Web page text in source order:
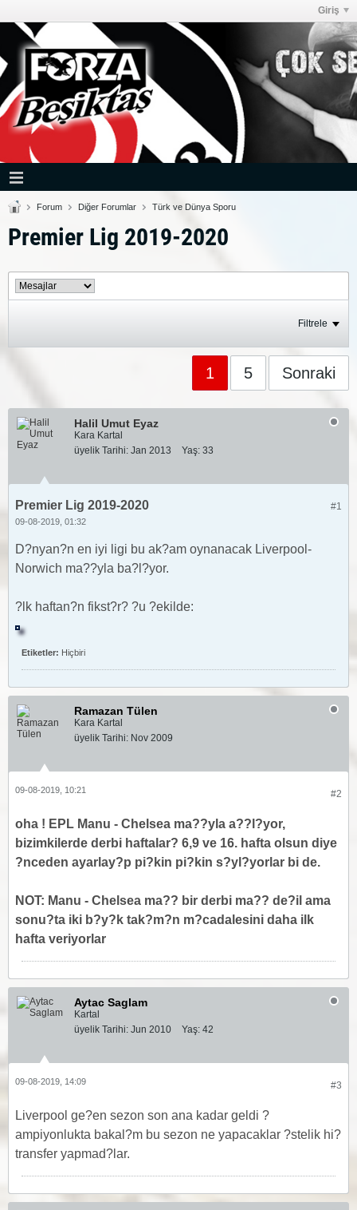
Giriş
Forum Diğer Forumlar Türk ve Dünya Sporu
Premier Lig 2019-2020
Filtrele
1 5 Sonraki
Halil Umut Eyaz
Kara Kartal
üyelik Tarihi: Jan 2013 Yaş: 33
#1
Premier Lig 2019-2020
09-08-2019, 01:32
D?nyan?n en iyi ligi bu ak?am oynanacak Liverpool-
Norwich ma??yla ba?l?yor.
?lk haftan?n fikst?r? ?u ?ekilde:
Etiketler: Hiçbiri
Ramazan Tülen
Kara Kartal
üyelik Tarihi: Nov 2009
#2
09-08-2019, 10:21
oha ! EPL Manu - Chelsea ma??yla a??l?yor,
bizimkilerde derbi haftalar? 6,9 ve 16. hafta olsun diye
?nceden ayarlay?p pi?kin pi?kin s?yl?yorlar bi de.
NOT: Manu - Chelsea ma?? bir derbi ma?? de?il ama
sonu?ta iki b?y?k tak?m?n m?cadalesini daha ilk
hafta veriyorlar
Aytac Saglam
Kartal
üyelik Tarihi: Jun 2010 Yaş: 42
#3
09-08-2019, 14:09
Liverpool ge?en sezon son ana kadar geldi ?
ampiyonlukta bakal?m bu sezon ne yapacaklar ?stelik hi?
transfer yapmad?lar.